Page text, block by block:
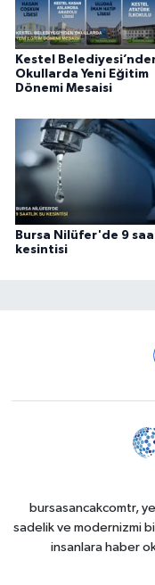
Kestel
Okullarda Yeni Eğitim
Dönemi Mesaisi
Bursa Nilüfer'de 9
kesintisi
bursasancakcomtr,
sadelik ve modernizmi
insanlara haber